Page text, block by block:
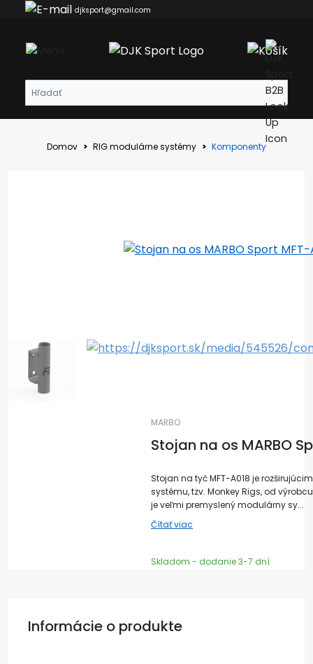
djksport@gmail.com
Domov RIG modulárne systémy Komponenty
MARBO
Stojan na os MARBO
Stojan na tyč MFT-A018 je
systému, tzv. Monkey Rigs, od
je veľmi premyslený modulárny sy...
Čítať viac
Skladom - dodanie 3-7 dní
Informácie o produkte